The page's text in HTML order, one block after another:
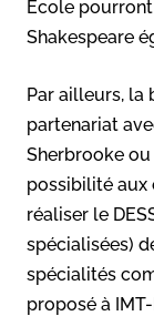
École
Shakespeare
Par ailleurs, la
partenariat
Sherbrooke
possibilité aux
réaliser le
spécialisées)
spécialités
proposé à